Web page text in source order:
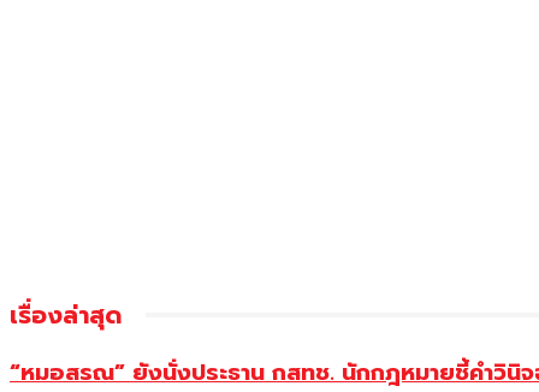
เรื่องล่าสุด
“หมอสรณ” ยังนั่งประธาน กสทช. นักกฎหมายชี้คำวินิจ